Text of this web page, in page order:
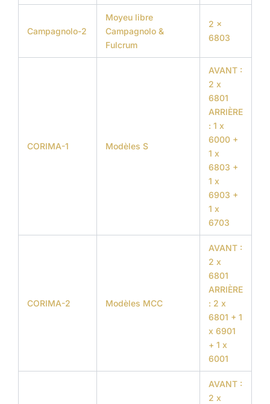
Campagnolo-2
Moyeu libre
Campagnolo &
Fulcrum
2 x
6803
CORIMA-1 Modèles S
AVANT :
2 x
6801
ARRIÈRE
: 1 x
6000 +
1 x
6803 +
1 x
6903 +
1 x
6703
CORIMA-2 Modèles MCC
AVANT :
2 x
6801
ARRIÈRE
: 2 x
6801 + 1
x 6901
+ 1 x
6001
AVANT :
2 x